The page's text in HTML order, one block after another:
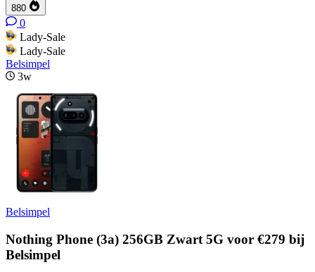
880
0
Lady-Sale
Lady-Sale
Belsimpel
3w
Belsimpel
Nothing Phone (3a) 256GB Zwart 5G voor €279 bij
Belsimpel